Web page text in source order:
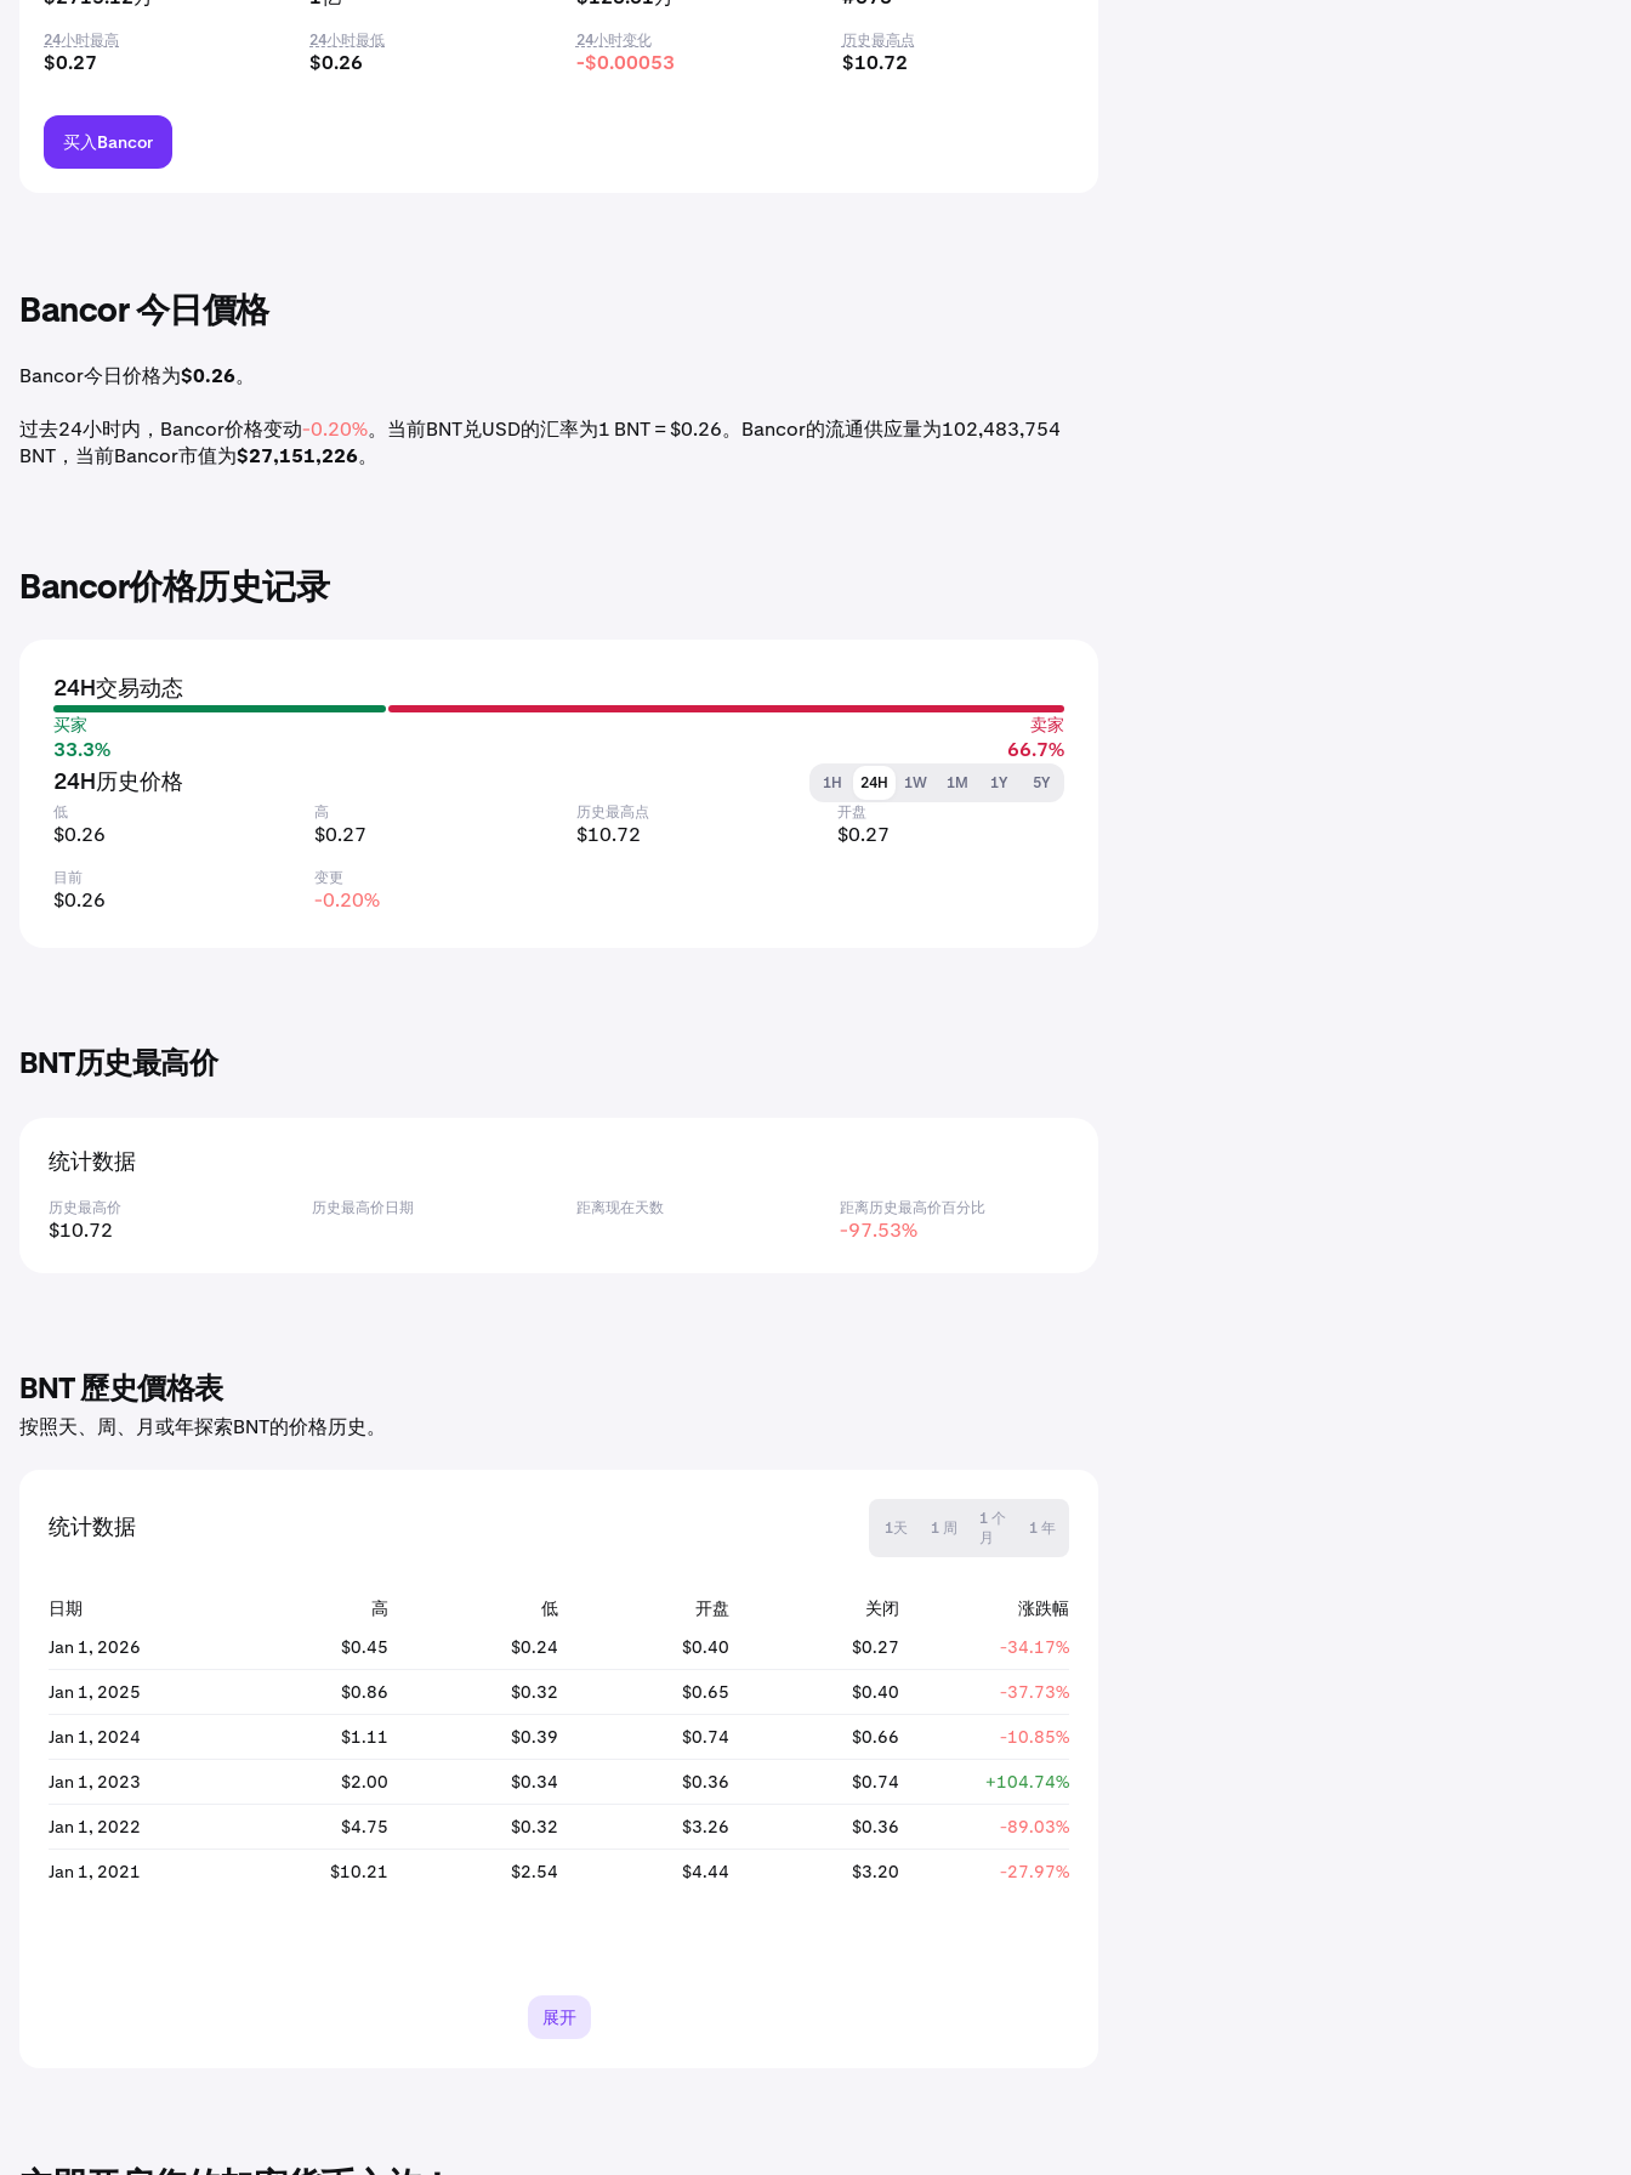
24小时最高
$0.27
24小时最低
$0.26
24小时变化
-$0.00053
历史最高点
$10.72
买入Bancor
Bancor 今日價格
Bancor今日价格为$0.26。
过去24小时内，Bancor价格变动-0.20%。当前BNT兑USD的汇率为1 BNT = $0.26。Bancor的流通供应量为102,483,754
BNT，当前Bancor市值为$27,151,226。
Bancor价格历史记录
24H交易动态
买家
33.3%
卖家
66.7%
24H历史价格 1H 24H 1W 1M 1Y
5Y
低
$0.26
高
$0.27
历史最高点
$10.72
开盘
$0.27
目前
$0.26
变更
-0.20%
BNT历史最高价
统计数据
历史最高价
$10.72
历史最高价日期 距离现在天数 距离历史最高价百分比
-97.53%
BNT 歷史價格表
按照天、周、月或年探索BNT的价格历史。
统计数据 1天 1 周
1 个
月
1 年
日期 高 低 开盘 关闭
涨跌幅
Jan 1, 2026
$0.45 $0.24 $0.40 $0.27 -34.17%
Jan 1, 2025 $0.86 $0.32 $0.65 $0.40 -37.73%
Jan 1, 2024 $1.11 $0.39 $0.74 $0.66 -10.85%
Jan 1, 2023 $2.00 $0.34 $0.36 $0.74 +104.74%
Jan 1, 2022 $4.75 $0.32 $3.26 $0.36 -89.03%
Jan 1, 2021 $10.21 $2.54 $4.44 $3.20 -27.97%
展开